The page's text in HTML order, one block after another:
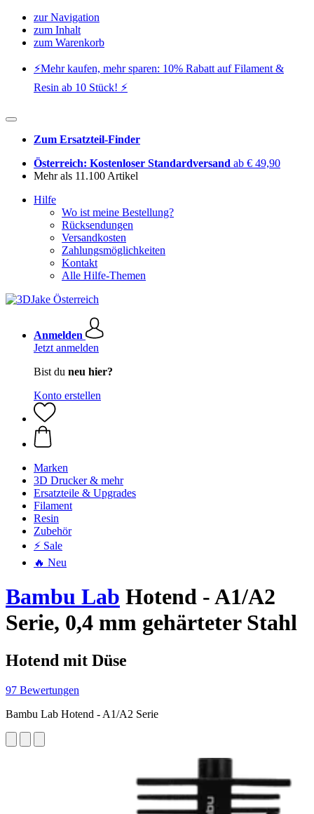
zur Navigation
zum Inhalt
zum Warenkorb
⚡️Mehr kaufen, mehr sparen: 10% Rabatt auf Filament &
Resin ab 10 Stück! ⚡️
Zum Ersatzteil-Finder
Österreich: Kostenloser Standardversand ab € 49,90
Mehr als 11.100 Artikel
Hilfe
Wo ist meine Bestellung?
Rücksendungen
Versandkosten
Zahlungsmöglichkeiten
Kontakt
Alle Hilfe-Themen
Anmelden
Jetzt anmelden
Bist du neu hier?
Konto erstellen
Marken
3D Drucker & mehr
Ersatzteile & Upgrades
Filament
Resin
Zubehör
⚡ Sale
🔥 Neu
Bambu Lab Hotend - A1/A2
Serie, 0,4 mm gehärteter Stahl
Hotend mit Düse
97 Bewertungen
Bambu Lab Hotend - A1/A2 Serie